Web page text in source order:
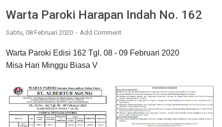
Warta Paroki Harapan Indah No. 162
Sabtu, 08 Februari 2020 Add Comment
Warta Paroki Edisi 162 Tgl. 08 - 09 Februari 2020
Misa Hari Minggu Biasa V